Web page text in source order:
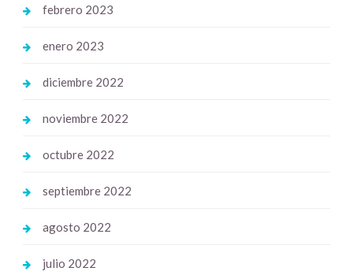
febrero 2023
enero 2023
diciembre 2022
noviembre 2022
octubre 2022
septiembre 2022
agosto 2022
julio 2022